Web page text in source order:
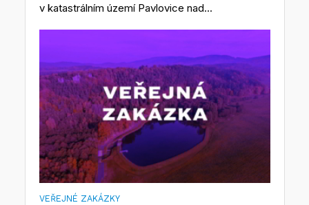
v katastrálním území Pavlovice nad...
VEŘEJNÉ ZAKÁZKY